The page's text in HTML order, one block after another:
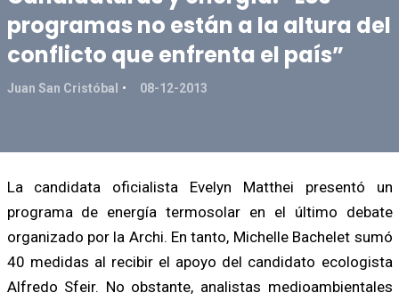
programas no están a la altura del
conflicto que enfrenta el país”
Juan San Cristóbal 08-12-2013
La candidata oficialista Evelyn Matthei presentó un
programa de energía termosolar en el último debate
organizado por la Archi. En tanto, Michelle Bachelet sumó
40 medidas al recibir el apoyo del candidato ecologista
Alfredo Sfeir. No obstante, analistas medioambientales